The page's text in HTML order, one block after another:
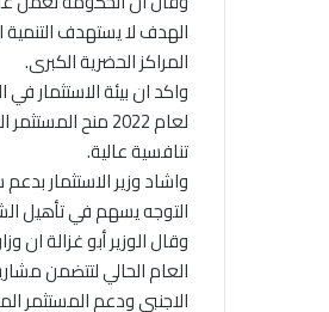
الهدف لا يستهدف التنمية
المراكز الحضرية الكبرى.
واكد ان بيئة الاستثمار
لعام 2022 منح
تنافسية عالية.
واشاد وزير الاستثمار
التوجه يسهم في تأهيل
وقال الوزير أبو غزالة ان
العام الحالي لتتضمن
الاجنبي ودعم المستثمر